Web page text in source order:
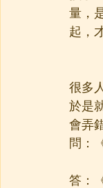
量，
起，
很多
於是
會弄
問：
答：